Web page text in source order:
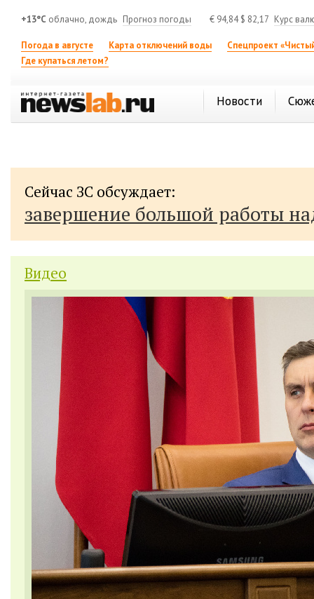
+13°C облачно, дождь Прогноз погоды € 94,84$ 82,17 Курс
Погода в августе Карта отключений воды
Спецпроект
Где купаться летом?
Новости
Сейчас ЗС обсуждает:
завершение большой работы
Видео